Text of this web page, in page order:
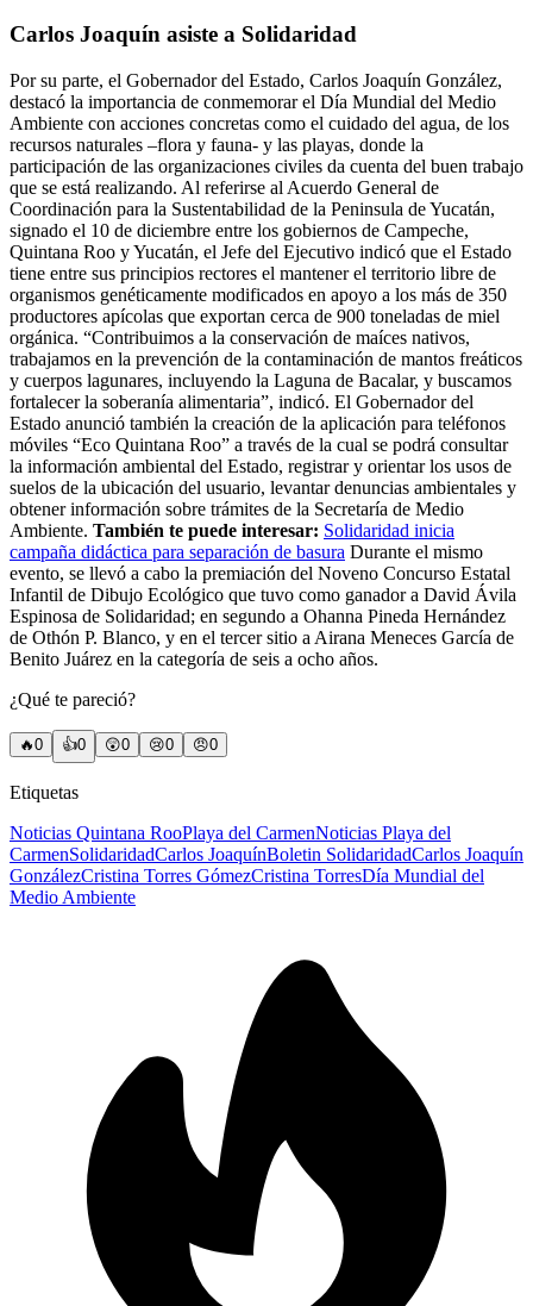
Carlos Joaquín asiste a Solidaridad
Por su parte, el Gobernador del Estado, Carlos Joaquín González,
destacó la importancia de conmemorar el Día Mundial del Medio
Ambiente con acciones concretas como el cuidado del agua, de los
recursos naturales –flora y fauna- y las playas, donde la
participación de las organizaciones civiles da cuenta del buen trabajo
que se está realizando. Al referirse al Acuerdo General de
Coordinación para la Sustentabilidad de la Peninsula de Yucatán,
signado el 10 de diciembre entre los gobiernos de Campeche,
Quintana Roo y Yucatán, el Jefe del Ejecutivo indicó que el Estado
tiene entre sus principios rectores el mantener el territorio libre de
organismos genéticamente modificados en apoyo a los más de 350
productores apícolas que exportan cerca de 900 toneladas de miel
orgánica. “Contribuimos a la conservación de maíces nativos,
trabajamos en la prevención de la contaminación de mantos freáticos
y cuerpos lagunares, incluyendo la Laguna de Bacalar, y buscamos
fortalecer la soberanía alimentaria”, indicó. El Gobernador del
Estado anunció también la creación de la aplicación para teléfonos
móviles “Eco Quintana Roo” a través de la cual se podrá consultar
la información ambiental del Estado, registrar y orientar los usos de
suelos de la ubicación del usuario, levantar denuncias ambientales y
obtener información sobre trámites de la Secretaría de Medio
Ambiente. También te puede interesar: Solidaridad inicia
campaña didáctica para separación de basura Durante el mismo
evento, se llevó a cabo la premiación del Noveno Concurso Estatal
Infantil de Dibujo Ecológico que tuvo como ganador a David Ávila
Espinosa de Solidaridad; en segundo a Ohanna Pineda Hernández
de Othón P. Blanco, y en el tercer sitio a Airana Meneces García de
Benito Juárez en la categoría de seis a ocho años.
¿Qué te pareció?
🔥0 👍0 😲0 😢0 😠0
Etiquetas
Noticias Quintana RooPlaya del CarmenNoticias Playa del
CarmenSolidaridadCarlos JoaquínBoletin SolidaridadCarlos Joaquín
GonzálezCristina Torres GómezCristina TorresDía Mundial del
Medio Ambiente